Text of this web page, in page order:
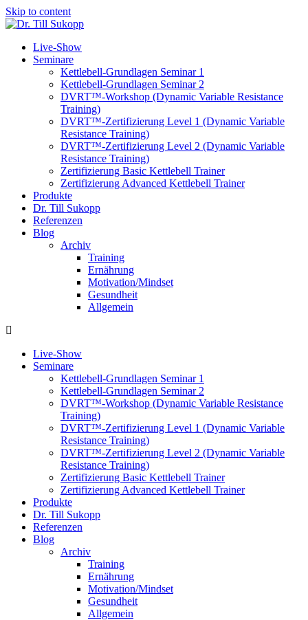
Skip to content
Live-Show
Seminare
Kettlebell-Grundlagen Seminar 1
Kettlebell-Grundlagen Seminar 2
DVRT™-Workshop (Dynamic Variable Resistance
Training)
DVRT™-Zertifizierung Level 1 (Dynamic Variable
Resistance Training)
DVRT™-Zertifizierung Level 2 (Dynamic Variable
Resistance Training)
Zertifizierung Basic Kettlebell Trainer
Zertifizierung Advanced Kettlebell Trainer
Produkte
Dr. Till Sukopp
Referenzen
Blog
Archiv
Training
Ernährung
Motivation/Mindset
Gesundheit
Allgemein
Live-Show
Seminare
Kettlebell-Grundlagen Seminar 1
Kettlebell-Grundlagen Seminar 2
DVRT™-Workshop (Dynamic Variable Resistance
Training)
DVRT™-Zertifizierung Level 1 (Dynamic Variable
Resistance Training)
DVRT™-Zertifizierung Level 2 (Dynamic Variable
Resistance Training)
Zertifizierung Basic Kettlebell Trainer
Zertifizierung Advanced Kettlebell Trainer
Produkte
Dr. Till Sukopp
Referenzen
Blog
Archiv
Training
Ernährung
Motivation/Mindset
Gesundheit
Allgemein